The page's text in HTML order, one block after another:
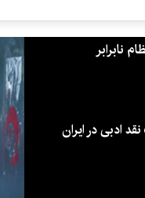
نابرابر
ادبی در ایران